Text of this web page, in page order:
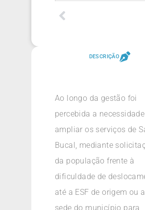
DESCRIÇÃO
Ao longo da gestão foi
percebida a
ampliar os serviços de
Bucal, mediante
da população frente à
dificuldade de
até a ESF de origem ou
sede do município para